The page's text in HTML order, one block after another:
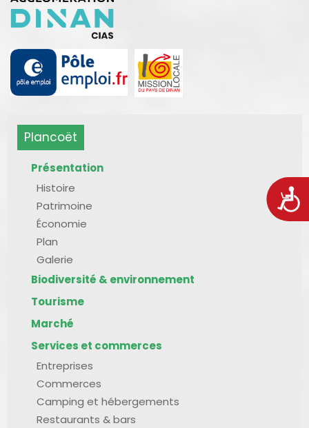
Plancoët
Présentation
Histoire
Patrimoine
Économie
Plan
Galerie
Biodiversité & environnement
Tourisme
Marché
Services et commerces
Entreprises
Commerces
Camping et hébergements
Restaurants & bars